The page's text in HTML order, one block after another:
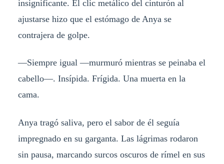
insignificante. El clic metálico del cinturón al
ajustarse hizo que el estómago de Anya se
contrajera de golpe.
—Siempre igual —murmuró mientras se peinaba el
cabello—. Insípida. Frígida. Una muerta en la
cama.
Anya tragó saliva, pero el sabor de él seguía
impregnado en su garganta. Las lágrimas rodaron
sin pausa, marcando surcos oscuros de rímel en sus